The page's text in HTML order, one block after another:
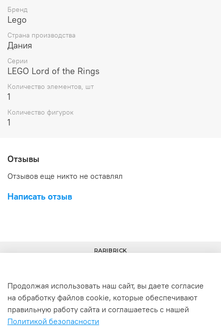
Бренд
Lego
Страна производства
Дания
Серии
LEGO Lord of the Rings
Количество элементов, шт
1
Количество фигурок
1
Отзывы
Отзывов еще никто не оставлял
Написать отзыв
+7(977) 633-00-30
info@raribrick.ru
г. Москва, Перерва ул., 52, стр. 1
RARIBRICK
Продолжая использовать наш сайт, вы даете согласие
на обработку файлов cookie, которые обеспечивают
правильную работу сайта и соглашаетесь с нашей
Политикой безопасности